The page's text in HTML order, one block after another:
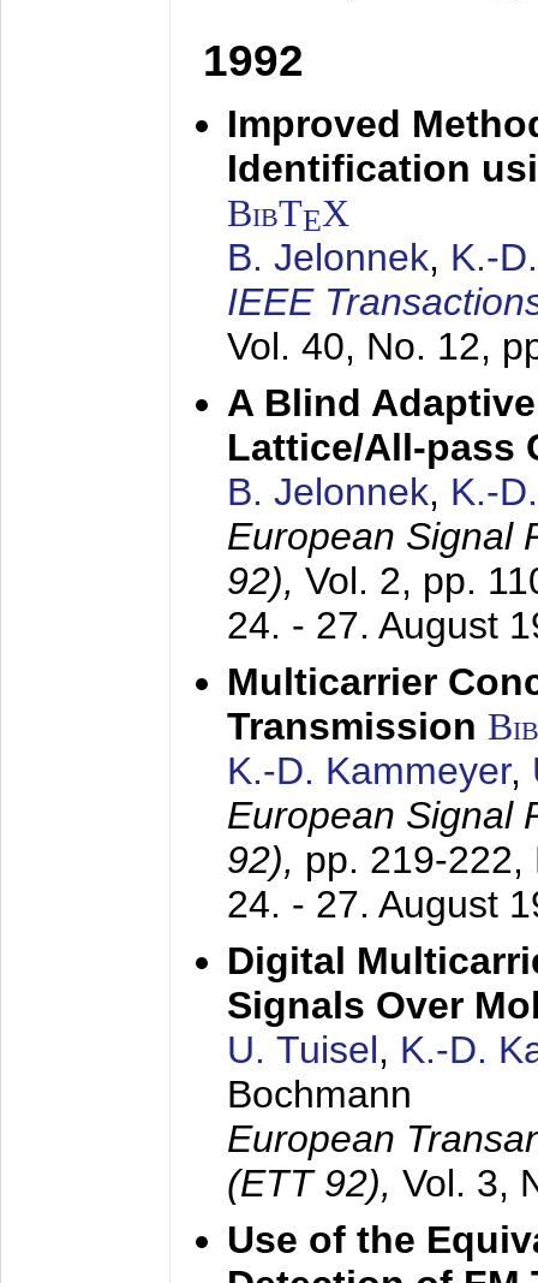
1992
Improved
Identification
BibTEX
B. Jelonnek, K.-
IEEE
Vol. 40, No. 12,
A Blind
Lattice/All-pass
B. Jelonnek, K.-
European Signal
92), Vol. 2, pp.
24. - 27. August
Multicarrier
Transmission
K.-D. Kammeyer,
European Signal
92), pp. 219-222,
24. - 27. August
Digital
Signals Over
U. Tuisel, K.-D.
Bochmann
European
(ETT 92), Vol. 3,
Use of the